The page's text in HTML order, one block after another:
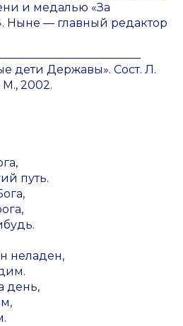
и медалью «За
Ныне — главный редактор
дети Державы». Сост. Л.
М., 2002.
путь.
неладен,
день,